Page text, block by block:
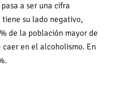
a ser una cifra
su lado negativo,
de la población mayor de
en el alcoholismo. En